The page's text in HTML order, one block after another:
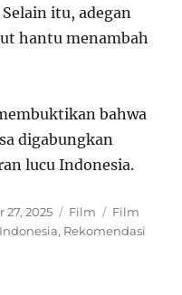
itu, adegan
hantu menambah
bahwa
digabungkan
lucu Indonesia.
27, 2025 Categories
Film Tags
Film
, Rekomendasi